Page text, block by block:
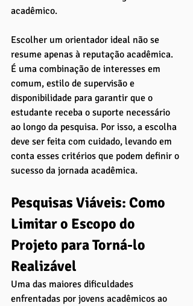
acadêmico.
Escolher um orientador ideal não se
resume apenas à reputação acadêmica.
É uma combinação de interesses em
comum, estilo de supervisão e
disponibilidade para garantir que o
estudante receba o suporte necessário
ao longo da pesquisa. Por isso, a escolha
deve ser feita com cuidado, levando em
conta esses critérios que podem definir o
sucesso da jornada acadêmica.
Pesquisas Viáveis: Como
Limitar o Escopo do
Projeto para Torná-lo
Realizável
Uma das maiores dificuldades
enfrentadas por jovens acadêmicos ao